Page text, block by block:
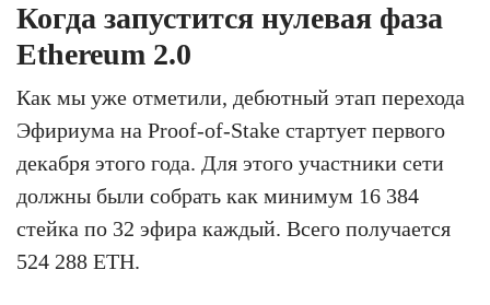
Когда запустится нулевая фаза
Ethereum 2.0
Как мы уже отметили, дебютный этап перехода
Эфириума на Proof-of-Stake стартует первого
декабря этого года. Для этого участники сети
должны были собрать как минимум 16 384
стейка по 32 эфира каждый. Всего получается
524 288 ETH.